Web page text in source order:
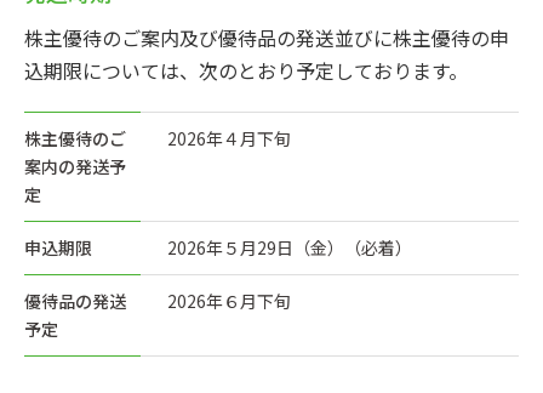
株主優待のご案内及び優待品の発送並びに株主優待の申
込期限については、次のとおり予定しております。
株主優待のご
案内の発送予
定
2026年４月下旬
申込期限 2026年５月29日（金）（必着）
優待品の発送
予定
2026年６月下旬